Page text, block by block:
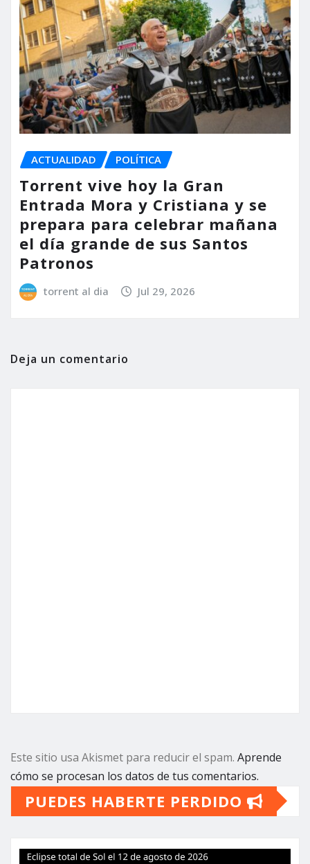
ACTUALIDAD POLÍTICA
Torrent vive hoy la Gran
Entrada Mora y Cristiana y se
prepara para celebrar mañana
el día grande de sus Santos
Patronos
torrent al dia Jul 29, 2026
Deja un comentario
Este sitio usa Akismet para reducir el spam. Aprende
cómo se procesan los datos de tus comentarios.
PUEDES HABERTE PERDIDO